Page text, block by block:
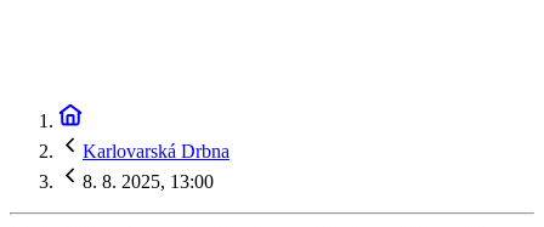
Karlovarská Drbna
8. 8. 2025, 13:00